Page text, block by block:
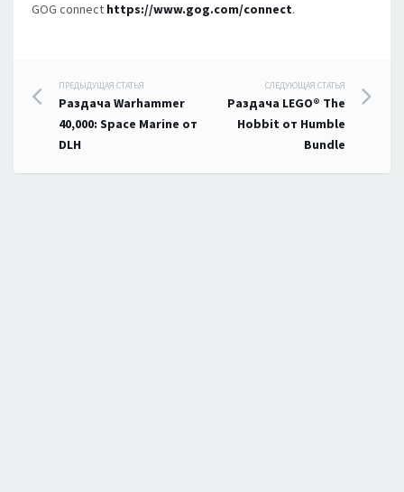
GOG connect https://www.gog.com/connect.
Навигация
по
записям
ПРЕДЫДУЩАЯ СТАТЬЯ
Раздача Warhammer
40,000: Space Marine от
DLH
СЛЕДУЮЩАЯ СТАТЬЯ
Раздача LEGO® The
Hobbit от Humble
Bundle